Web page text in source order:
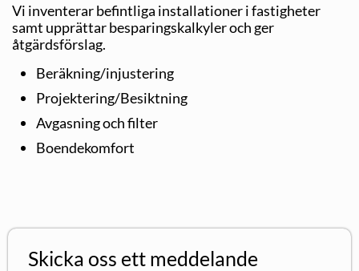
Vi inventerar befintliga installationer i fastigheter
samt upprättar besparingskalkyler och ger
åtgärdsförslag.
Beräkning/injustering
Projektering/Besiktning
Avgasning och filter
Boendekomfort
Skicka oss ett meddelande